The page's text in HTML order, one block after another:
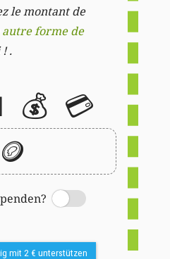
le montant de
autre forme de
.
💰 💳
🪙
Switch
mit 2 € unterstützen